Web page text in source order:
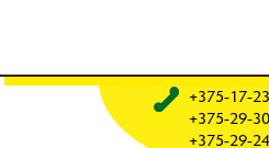
+375-17-
+375-29-
+375-29-